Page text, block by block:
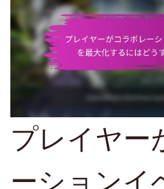
プレイヤー